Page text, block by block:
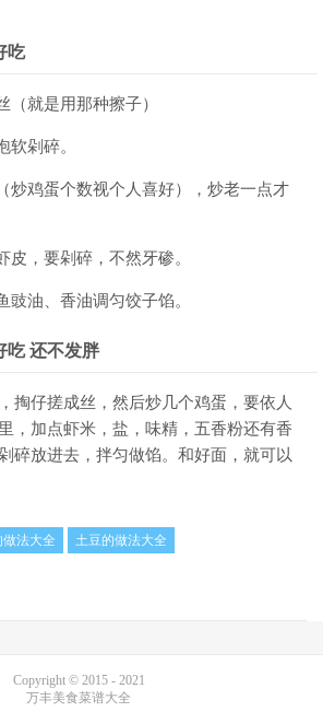
吃
（就是用那种擦子）
软剁碎。
炒鸡蛋个数视个人喜好），炒老一点才
皮，要剁碎，不然牙碜。
豉油、香油调匀饺子馅。
吃 还不发胖
掏仔搓成丝，然后炒几个鸡蛋，要依人
，加点虾米，盐，味精，五香粉还有香
碎放进去，拌匀做馅。和好面，就可以
法大全 土豆的做法大全
Copyright © 2015 - 2021
万丰美食菜谱大全